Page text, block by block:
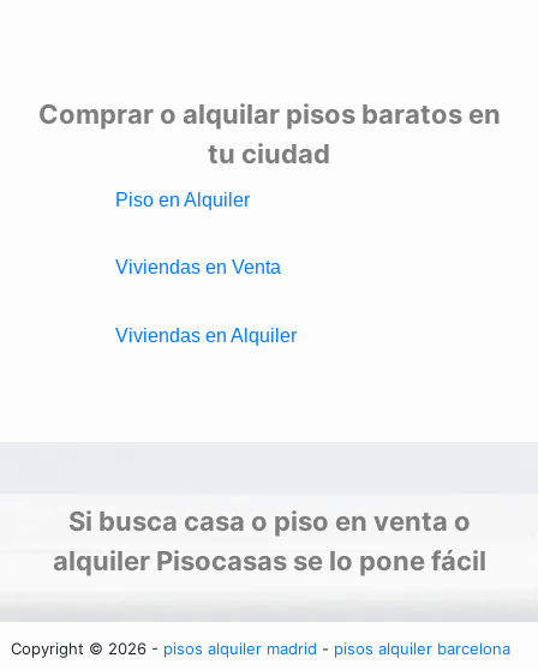
Comprar o alquilar pisos baratos en
tu ciudad
Piso en Alquiler
Viviendas en Venta
Viviendas en Alquiler
Si busca casa o piso en venta o
alquiler Pisocasas se lo pone fácil
Copyright © 2026 - pisos alquiler madrid - pisos alquiler barcelona